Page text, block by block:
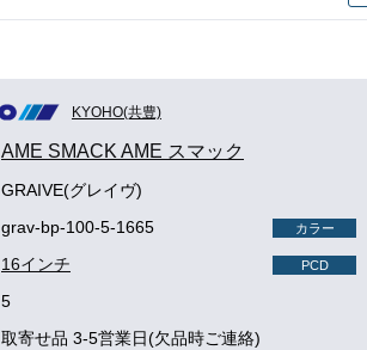
KYOHO(共豊)
AME SMACK AME スマック
GRAIVE(グレイヴ)
grav-bp-100-5-1665 カラー
16インチ PCD
5
取寄せ品 3-5営業日(欠品時ご連絡)